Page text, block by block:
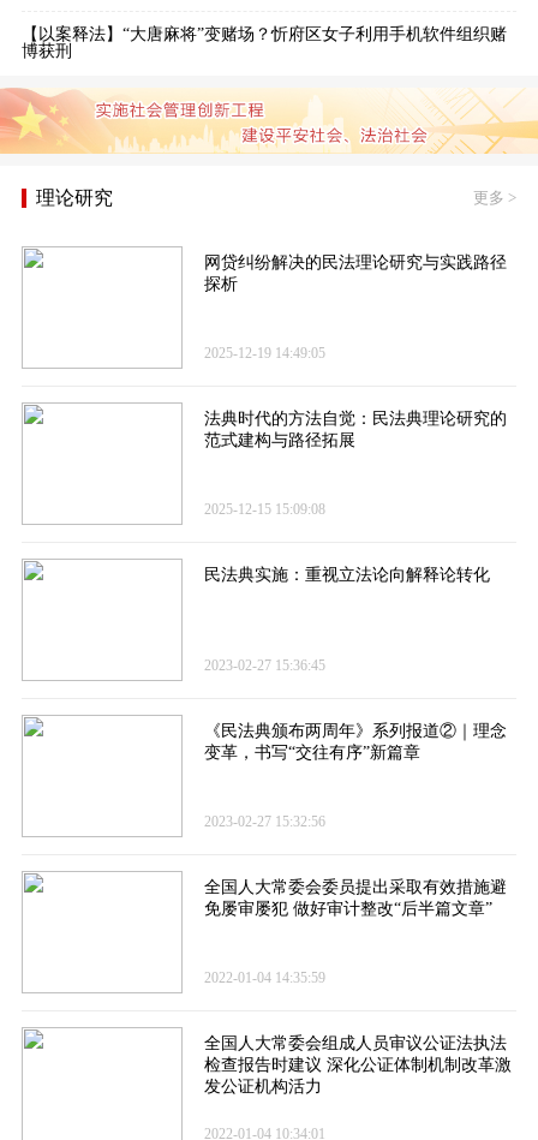
【以案释法】“大唐麻将”变赌场？忻府区女子利用手机软件组织赌
博获刑
理论研究 更多 >
网贷纠纷解决的民法理论研究与实践路径
探析
2025-12-19 14:49:05
法典时代的方法自觉：民法典理论研究的
范式建构与路径拓展
2025-12-15 15:09:08
民法典实施：重视立法论向解释论转化
2023-02-27 15:36:45
《民法典颁布两周年》系列报道②｜理念
变革，书写“交往有序”新篇章
2023-02-27 15:32:56
全国人大常委会委员提出采取有效措施避
免屡审屡犯 做好审计整改“后半篇文章”
2022-01-04 14:35:59
全国人大常委会组成人员审议公证法执法
检查报告时建议 深化公证体制机制改革激
发公证机构活力
2022-01-04 10:34:01